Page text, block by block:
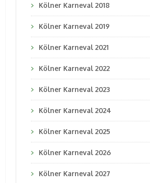
Kölner Karneval 2018
Kölner Karneval 2019
Kölner Karneval 2021
Kölner Karneval 2022
Kölner Karneval 2023
Kölner Karneval 2024
Kölner Karneval 2025
Kölner Karneval 2026
Kölner Karneval 2027